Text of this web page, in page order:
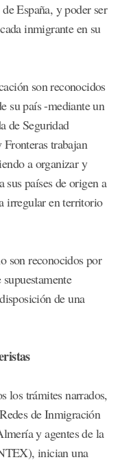
España, y poder ser
inmigrante en su
son reconocidos
su país -mediante un
de Seguridad
trabajan
a organizar y
sus países de origen a
irregular en territorio
son reconocidos por
de una
los trámites narrados,
de Inmigración
y agentes de la
inician una